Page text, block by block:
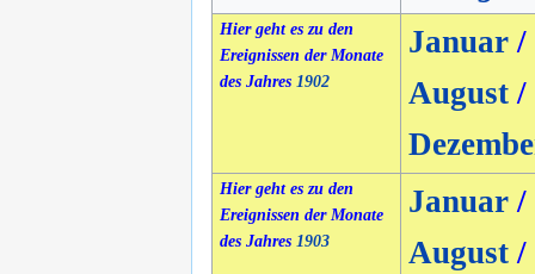
Hier geht es zu den
Ereignissen der Monate
des Jahres 1902
Januar/
August/
Hier geht es zu den
Ereignissen der Monate
des Jahres 1903
Januar/
August/